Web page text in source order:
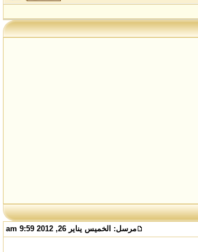
مرسل: الخميس يناير 26, 2012 9:59 am